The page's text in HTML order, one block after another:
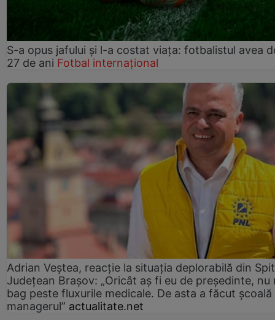
S-a opus jafului și l-a costat viața: fotbalistul avea
27 de ani Fotbal internațional
Adrian Veștea, reacție la situația deplorabilă din
Județean Brașov: „Oricât aș fi eu de președinte, nu
bag peste fluxurile medicale. De asta a făcut școală
managerul” actualitate.net